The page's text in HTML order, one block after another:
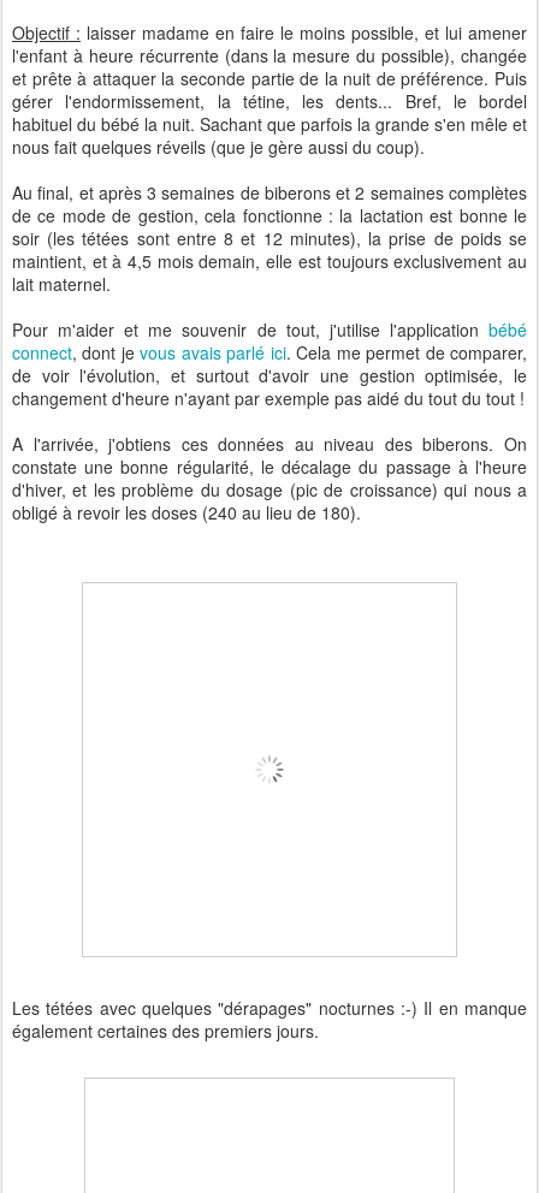
Objectif : laisser madame en faire le moins possible, et lui amener
l'enfant à heure récurrente (dans la mesure du possible), changée
et prête à attaquer la seconde partie de la nuit de préférence. Puis
gérer l'endormissement, la tétine, les dents... Bref, le bordel
habituel du bébé la nuit. Sachant que parfois la grande s'en mêle et
nous fait quelques réveils (que je gère aussi du coup).
Au final, et après 3 semaines de biberons et 2 semaines complètes
de ce mode de gestion, cela fonctionne : la lactation est bonne le
soir (les tétées sont entre 8 et 12 minutes), la prise de poids se
maintient, et à 4,5 mois demain, elle est toujours exclusivement au
lait maternel.
Pour m'aider et me souvenir de tout, j'utilise l'application bébé
connect, dont jevous avais parlé ici. Cela me permet de comparer,
de voir l'évolution, et surtout d'avoir une gestion optimisée, le
changement d'heure n'ayant par exemple pas aidé du tout du tout !
A l'arrivée, j'obtiens ces données au niveau des biberons. On
constate une bonne régularité, le décalage du passage à l'heure
d'hiver, et les problème du dosage (pic de croissance) qui nous a
obligé à revoir les doses (240 au lieu de 180).
Les tétées avec quelques "dérapages" nocturnes :-) Il en manque
également certaines des premiers jours.